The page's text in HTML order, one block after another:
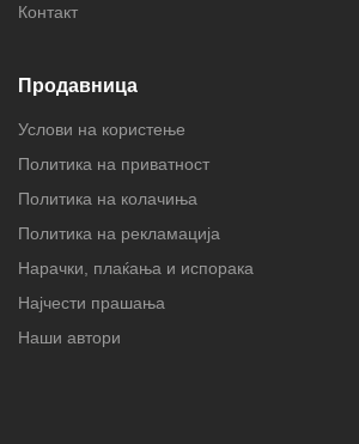
Контакт
Продавница
Услови на користење
Политика на приватност
Политика на колачиња
Политика на рекламација
Нарачки, плаќања и испорака
Најчести прашања
Наши автори